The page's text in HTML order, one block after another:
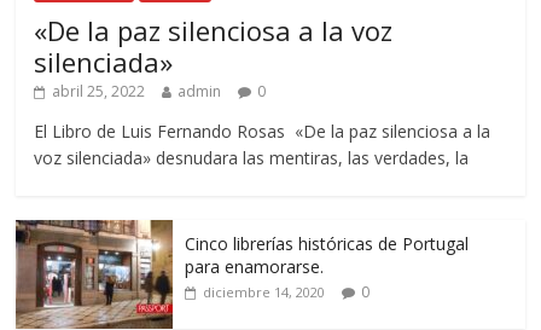
«De la paz silenciosa a la voz
silenciada»
abril 25, 2022 admin 0
El Libro de Luis Fernando Rosas «De la paz silenciosa a la
voz silenciada» desnudara las mentiras, las verdades, la
Cinco librerías históricas de Portugal
para enamorarse.
diciembre 14, 2020 0